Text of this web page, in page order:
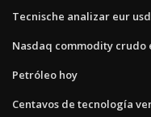
Tecnische analizar eur usd
Nasdaq commodity crudo
Petróleo hoy
Centavos de tecnología